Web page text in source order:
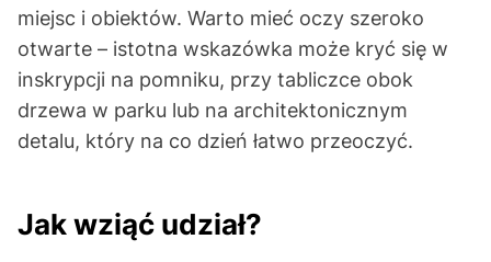
miejsc i obiektów. Warto mieć oczy szeroko
otwarte – istotna wskazówka może kryć się w
inskrypcji na pomniku, przy tabliczce obok
drzewa w parku lub na architektonicznym
detalu, który na co dzień łatwo przeoczyć.
Jak wziąć udział?